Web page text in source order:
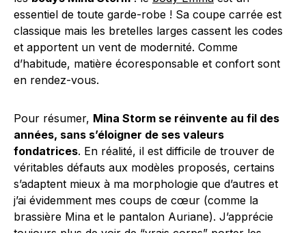
essentiel de toute garde-robe ! Sa coupe carrée est
classique mais les bretelles larges cassent les codes
et apportent un vent de modernité. Comme
d’habitude, matière écoresponsable et confort sont
en rendez-vous.
Pour résumer, Mina Storm se réinvente au fil des
années, sans s’éloigner de ses valeurs
fondatrices. En réalité, il est difficile de trouver de
véritables défauts aux modèles proposés, certains
s’adaptent mieux à ma morphologie que d’autres et
j’ai évidemment mes coups de cœur (comme la
brassière Mina et le pantalon Auriane). J’apprécie